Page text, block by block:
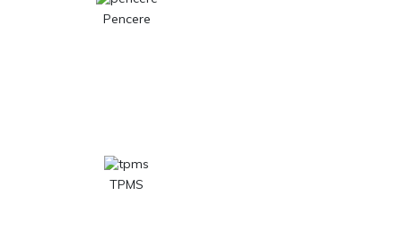
Pencere
TPMS